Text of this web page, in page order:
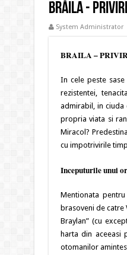
Brăila -
System Administrator
BRAILA –
In cele peste
rezistentei,
admirabil, in
propria viata si
Miracol?
cu impotrivirile
Inceputurile unui
Mentionata
brasoveni de catre
Braylan” (cu
harta din aceeasi
otomanilor